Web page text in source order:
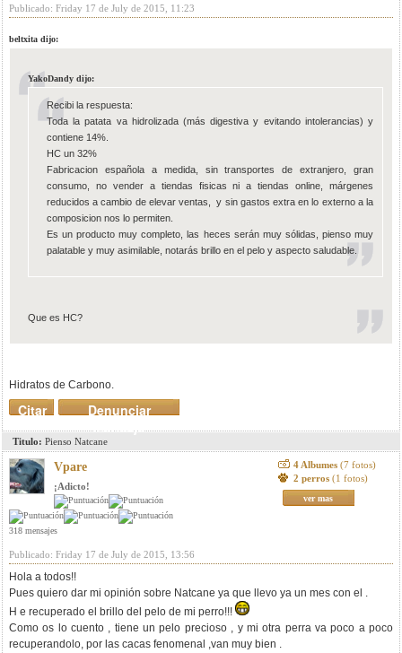
Publicado: Friday 17 de July de 2015, 11:23
beltxita dijo:
YakoDandy dijo:
Recibi la respuesta:
Toda la patata va hidrolizada (más digestiva y evitando intolerancias) y
contiene 14%.
HC un 32%
Fabricacion española a medida, sin transportes de extranjero, gran
consumo, no vender a tiendas fisicas ni a tiendas online, márgenes
reducidos a cambio de elevar ventas, y sin gastos extra en lo externo a la
composicion nos lo permiten.
Es un producto muy completo, las heces serán muy sólidas, pienso muy
palatable y muy asimilable, notarás brillo en el pelo y aspecto saludable.
Que es HC?
Hidratos de Carbono.
Denunciar
mensaje
Citar
Titulo: Pienso Natcane
Vpare
¡Adicto!
318 mensajes
4 Albumes (7 fotos)
2 perros (1 fotos)
ver mas
Publicado: Friday 17 de July de 2015, 13:56
Hola a todos!!
Pues quiero dar mi opinión sobre Natcane ya que llevo ya un mes con el .
H e recuperado el brillo del pelo de mi perro!!!
Como os lo cuento , tiene un pelo precioso , y mi otra perra va poco a poco
recuperandolo, por las cacas fenomenal ,van muy bien .